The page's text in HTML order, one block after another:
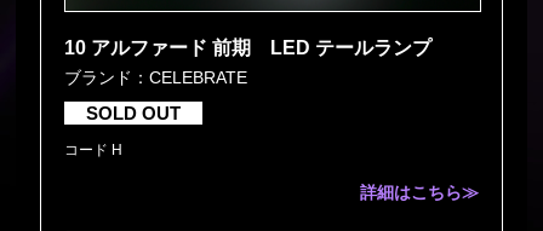
10 アルファード 前期 LED テールランプ
ブランド：CELEBRATE
SOLD OUT
コード H
詳細はこちら≫